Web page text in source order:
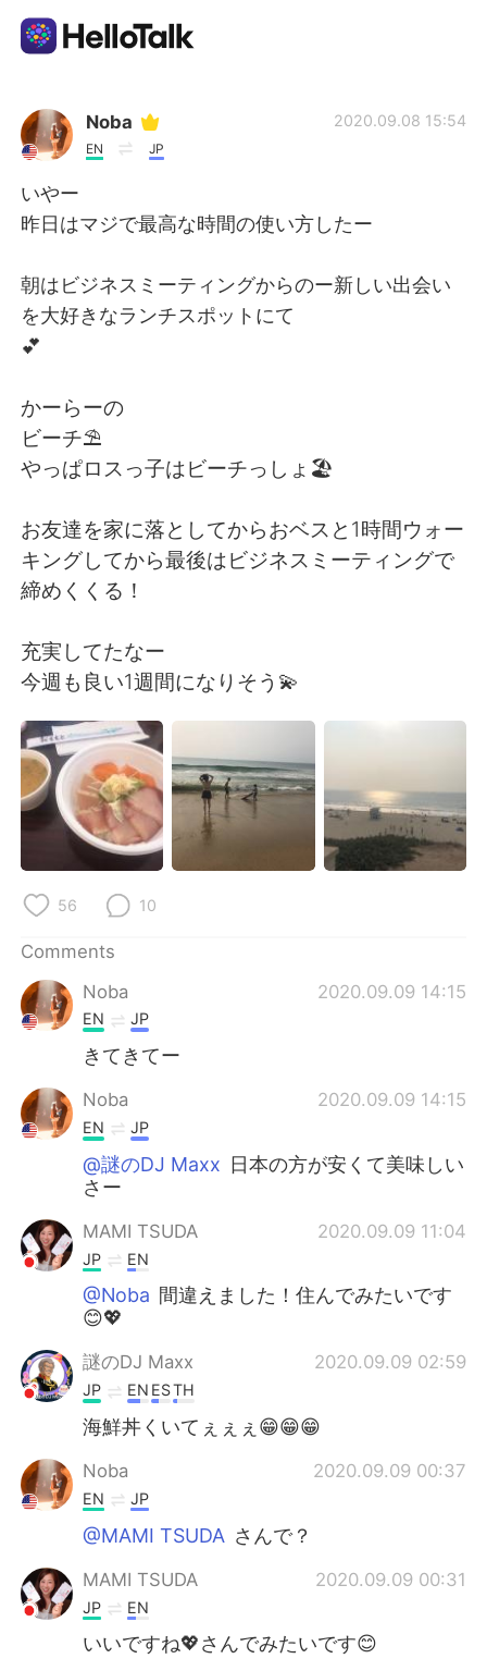
Language Exchange App
English
简体中文 繁體中文
Français
Русский ไทย
Indonesia
Türkçe
Noba
EN JP
2020.09.08 15:54
いやー
昨日はマジで最高な時間の使い方したー
朝はビジネスミーティングからのー新しい出会い
を大好きなランチスポットにて
💕
かーらーの
ビーチ⛱
やっぱロスっ子はビーチっしょ🏖
お友達を家に落としてからおベスと1時間ウォー
キングしてから最後はビジネスミーティングで
締めくくる！
充実してたなー
今週も良い1週間になりそう💫
56 10
Comments
Noba
2020.09.09 14:15
EN JP
きてきてー
Noba 2020.09.09 14:15
EN JP
@謎のDJ Maxx 日本の方が安くて美味しい
さー
MAMI TSUDA 2020.09.09 11:04
JP EN
@Noba 間違えました！住んでみたいです
😊💖
謎のDJ Maxx 2020.09.09 02:59
JP EN ESTH
海鮮丼くいてぇぇぇ😁😁😁
Noba 2020.09.09 00:37
EN JP
@MAMI TSUDA さんで？
MAMI TSUDA 2020.09.09 00:31
JP EN
いいですね💖さんでみたいです😊